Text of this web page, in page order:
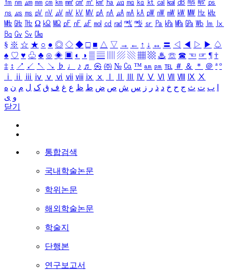
㎙ ㎚ ㎛ ㎜ ㎝ ㎞ ㎟ ㎠ ㎡ ㎢ ㏊ ㎍ ㎎ ㎏ ㏏ ㎈ ㎉ ㏈ ㎧ ㎨ ㎰
㎱ ㎲ ㎳ ㎴ ㎵ ㎶ ㎷ ㎸ ㎹ ㎀ ㎁ ㎂ ㎃ ㎄ ㎺ ㎻ ㎽ ㎾ ㎿ ㎐ ㎑
㎒ ㎓ ㎔ Ω ㏀ ㏁ ㎊ ㎋ ㎌ ㏖ ㏅ ㎭ ㎮ ㎯ ㏛ ㎩ ㎪ ㎫ ㎬ ㏝ ㏐
㏓
㏃ ㏉ ㏜ ㏆
§ ※ ☆ ★ ○ ● ◎ ◇ ◆ □ ■ △ ▽ → ← ↑ ↓ ↔ 〓 ◁ ◀ ▷ ▶ ♤
♠ ♡ ♥ ♧ ♣ ⊙ ◈ ▣ ◐ ◑ ▒ ▤ ▨ ▧ ▦ ▩ ♨ ☏ ☎ ☜ ☞ ¶ †
‡ ↕ ↗ ↙ ↖ ↘ ♭ ♩ ♪ ♬ ㉿ ㈜ № ㏇ ™ ㏂ ㏘ ℡ ＃ ＆ ＊ ＠ ª º
ⅰ
ⅱ ⅲ ⅳ ⅴ ⅵ ⅶ ⅷ ⅸ ⅹ Ⅳ Ⅴ Ⅵ Ⅶ Ⅷ Ⅸ Ⅹ
ب ت ث ج ح خ د ذ ر ز س ش ص ض ط ظ ع غ ف ق ک ل م ن ه
و ی
닫기
통합검색
국내학술논문
학위논문
해외학술논문
학술지
단행본
연구보고서